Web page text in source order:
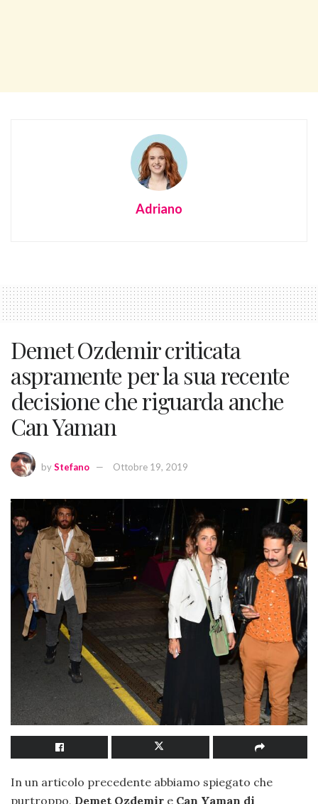
Adriano
Demet Ozdemir criticata
aspramente per la sua recente
decisione che riguarda anche
Can Yaman
byStefano Ottobre 19, 2019
In un articolo precedente abbiamo spiegato che
purtroppo, Demet Ozdemir e Can Yaman di